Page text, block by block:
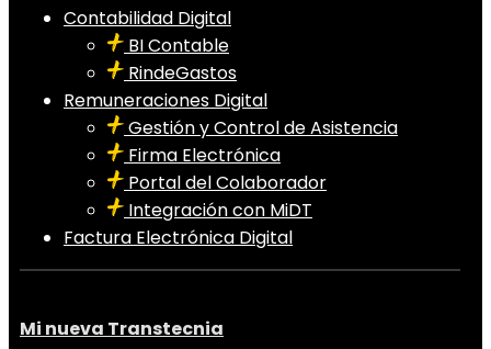
Contabilidad Digital
BI Contable
RindeGastos
Remuneraciones Digital
Gestión y Control de Asistencia
Firma Electrónica
Portal del Colaborador
Integración con MiDT
Factura Electrónica Digital
Mi nueva Transtecnia